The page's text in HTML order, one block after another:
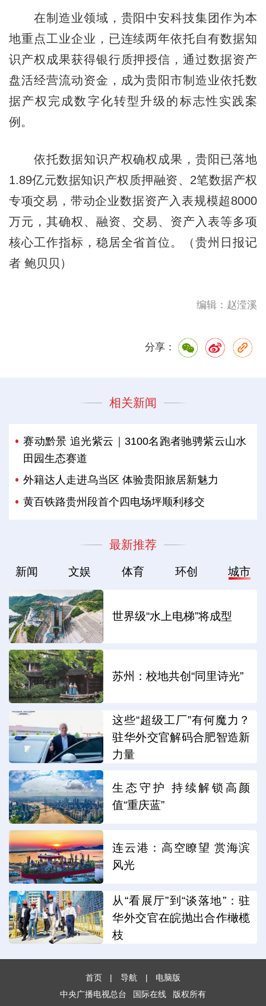
在制造业领域，贵阳中安科技集团作为本
地重点工业企业，已连续两年依托自有数据知
识产权成果获得银行质押授信，通过数据资产
盘活经营流动资金，成为贵阳市制造业依托数
据产权完成数字化转型升级的标志性实践案
例。
依托数据知识产权确权成果，贵阳已落地
1.89亿元数据知识产权质押融资、2笔数据产权
专项交易，带动企业数据资产入表规模超8000
万元，其确权、融资、交易、资产入表等多项
核心工作指标，稳居全省首位。（贵州日报记
者 鲍贝贝）
编辑：赵滢溪
分享：
相关新闻
赛动黔景 追光紫云｜3100名跑者驰骋紫云山水
田园生态赛道
外籍达人走进乌当区 体验贵阳旅居新魅力
黄百铁路贵州段首个四电场坪顺利移交
最新推荐
新闻 文娱 体育 环创 城市
世界级“水上电梯”将成型
苏州：校地共创“同里诗光”
这些“超级工厂”有何魔力？
驻华外交官解码合肥智造新
力量
生态守护 持续解锁高颜
值“重庆蓝”
连云港：高空瞭望 赏海滨
风光
从“看展厅”到“谈落地”：驻
华外交官在皖抛出合作橄榄
枝
首页 | 导航 |
电脑版
中央广播电视总台
国际在线 版权所有